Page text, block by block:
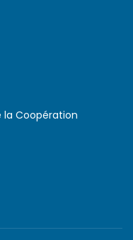
la Coopération